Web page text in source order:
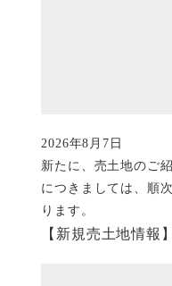
【新規売土地情報
新たに、売土地のご
につきましては、順
ります。
投稿日
2026年8月7日